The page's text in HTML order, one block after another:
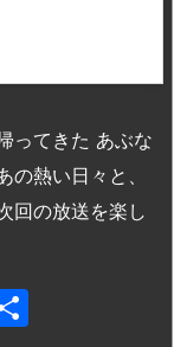
ってきた あぶな
熱い日々と、
回の放送を楽し